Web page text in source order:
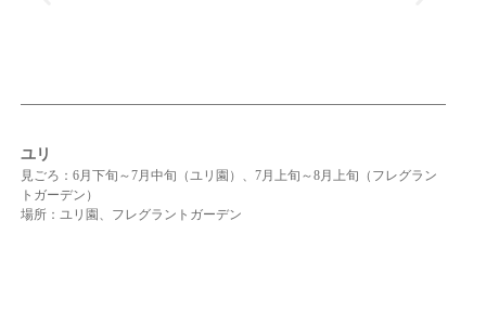
ユリ
見ごろ：6月下旬～7月中旬（ユリ園）、7月上旬～8月上旬（フレグラン
トガーデン）
場所：ユリ園、フレグラントガーデン